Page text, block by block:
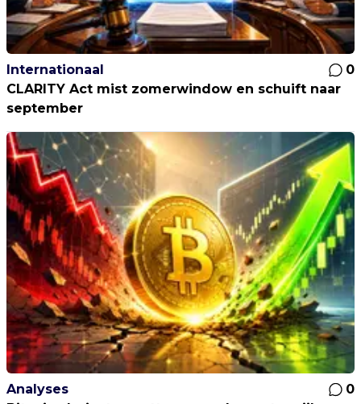
Internationaal
0
CLARITY Act mist zomerwindow en schuift naar
september
Analyses
0